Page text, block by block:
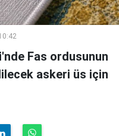
Fas ordusunun
askeri üs için